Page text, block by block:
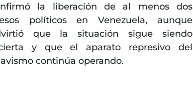
la liberación de al menos dos
políticos en Venezuela, aunque
que la situación sigue siendo
y que el aparato represivo del
continúa operando.